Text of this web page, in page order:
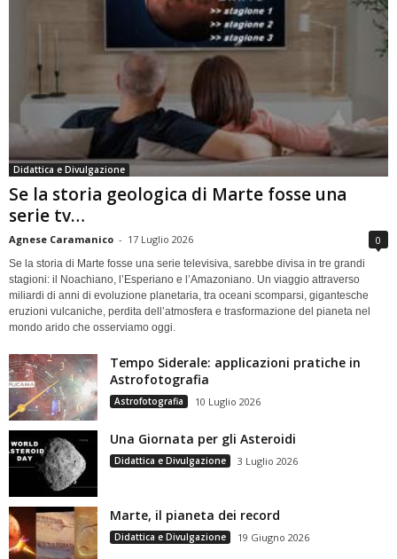
Didattica e Divulgazione
Se la storia geologica di Marte fosse una
serie tv…
Agnese Caramanico - 17 Luglio 2026 0
Se la storia di Marte fosse una serie televisiva, sarebbe divisa in tre grandi
stagioni: il Noachiano, l’Esperiano e l’Amazoniano. Un viaggio attraverso
miliardi di anni di evoluzione planetaria, tra oceani scomparsi, gigantesche
eruzioni vulcaniche, perdita dell’atmosfera e trasformazione del pianeta nel
mondo arido che osserviamo oggi.
Tempo Siderale: applicazioni pratiche in
Astrofotografia
Astrofotografia 10 Luglio 2026
Una Giornata per gli Asteroidi
Didattica e Divulgazione 3 Luglio 2026
Marte, il pianeta dei record
Didattica e Divulgazione 19 Giugno 2026